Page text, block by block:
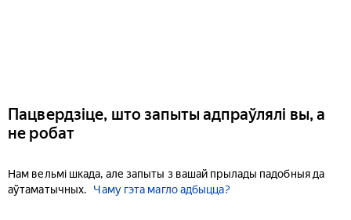
Пацвердзіце, што запыты адпраўлялі вы, а
не робат
Нам вельмі шкада, але запыты з вашай прылады падобныя да
аўтаматычных.
Чаму гэта магло адбыцца?